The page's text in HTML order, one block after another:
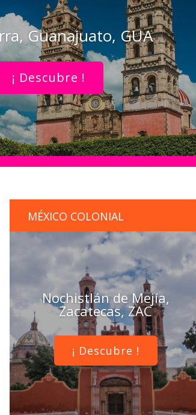
Guanajuato, GUA
¡ Descubre !
MÉXICO COLONIAL
Nochistlán de Mejía,
Zacatecas, ZAC
¡ Descubre !